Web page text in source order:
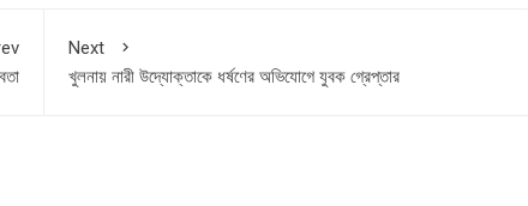
Next
খুলনায় নারী উদ্যোক্তাকে ধর্ষণের অভিযোগে যুবক গ্রেপ্তার